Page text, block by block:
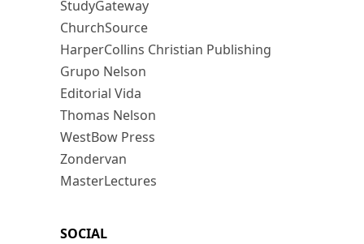
StudyGateway
ChurchSource
HarperCollins Christian Publishing
Grupo Nelson
Editorial Vida
Thomas Nelson
WestBow Press
Zondervan
MasterLectures
SOCIAL